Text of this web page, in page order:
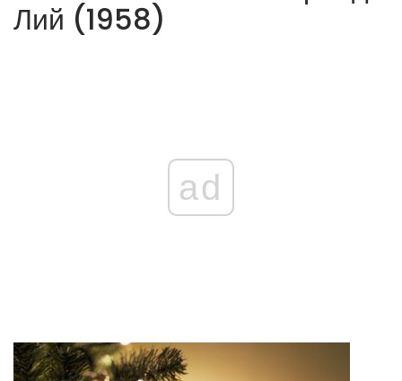
Лий (1958)
ad